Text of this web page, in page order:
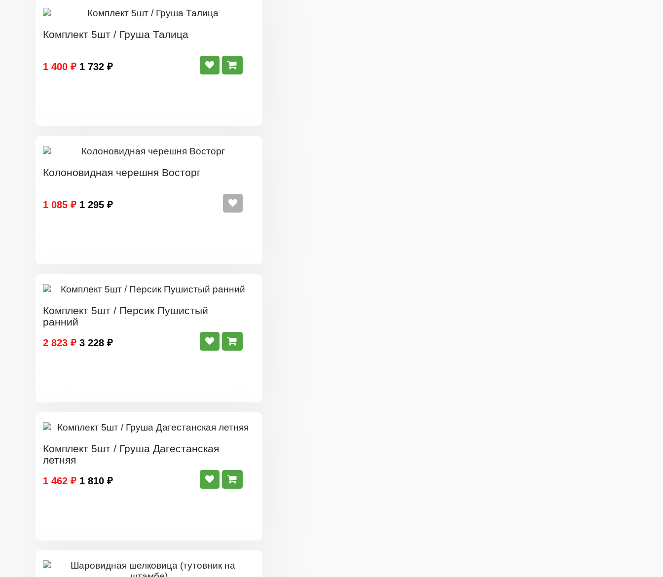
Комплект 5шт / Груша Талица
1 400 ₽ 1 732 ₽
Колоновидная черешня Восторг
1 085 ₽ 1 295 ₽
Комплект 5шт / Персик Пушистый
ранний
2 823 ₽ 3 228 ₽
Комплект 5шт / Груша Дагестанская
летняя
1 462 ₽ 1 810 ₽